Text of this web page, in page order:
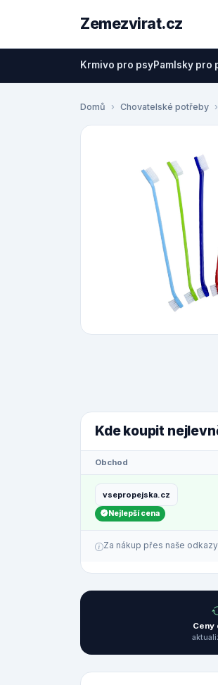
Zemezvirat.cz
Krmivo pro psyPamlsky pro
Domů Chovatelské potřeby
Kde koupit
Obchod
vsepropejska.cz
Nejlepší cena
Za nákup přes naše
Ceny